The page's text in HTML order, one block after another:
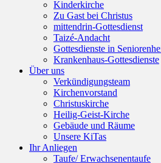
Kinderkirche
Zu Gast bei Christus
mittendrin-Gottesdienst
Taizé-Andacht
Gottesdienste in
Krankenhaus-Gottesdienste
Über uns
Verkündigungsteam
Kirchenvorstand
Christuskirche
Heilig-Geist-Kirche
Gebäude und Räume
Unsere KiTas
Ihr Anliegen
Taufe/ Erwachsenentaufe